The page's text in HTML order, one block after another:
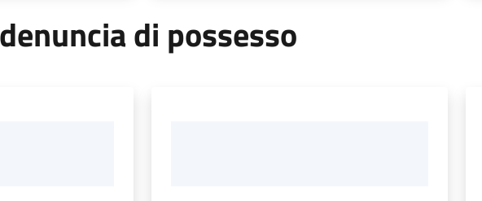
di possesso